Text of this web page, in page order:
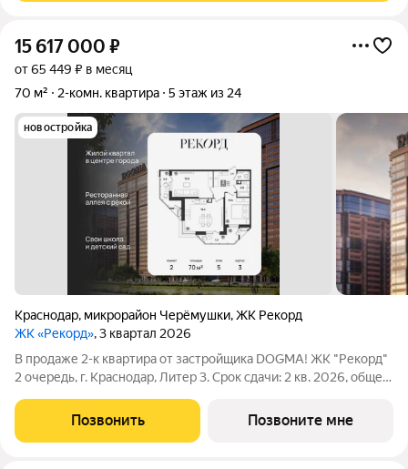
15 617 000 ₽
от 65 449 ₽ в месяц
70 м²
2-комн. квартира 5 этаж из 24
новостройка
Краснодар, микрорайон Черёмушки,ЖК Рекорд
ЖК «Рекорд», 3 квартал 2026
В продаже 2-к квартира от застройщика DOGMA! ЖК "Рекорд"
2 очередь, г. Краснодар, Литер 3. Срок сдачи: 2 кв. 2026, общей
место вашего баланса. Город снаружи природа внутри.
Квартал с максимумом
Позвонить Позвоните мне